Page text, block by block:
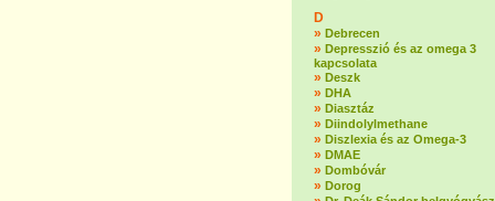
D
» Debrecen
» Depresszió és az omega 3
kapcsolata
» Deszk
» DHA
» Diasztáz
» Diindolylmethane
» Diszlexia és az Omega-3
» DMAE
» Dombóvár
» Dorog